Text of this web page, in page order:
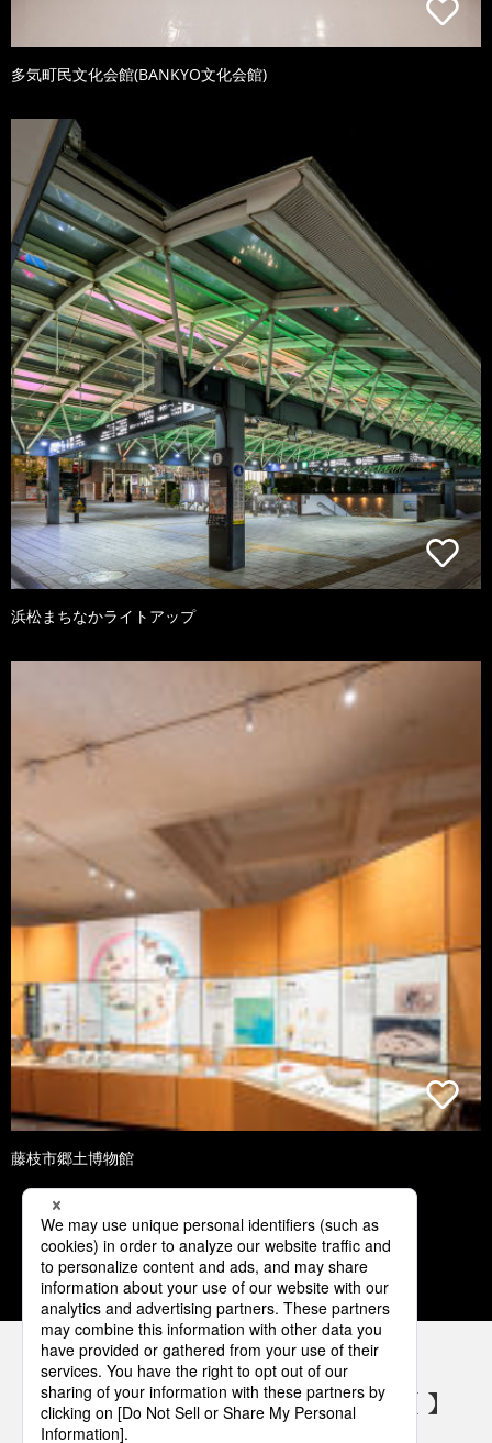
多気町民文化会館(BANKYO文化会館)
浜松まちなかライトアップ
藤枝市郷土博物館
1 2 3 4 5
パナソニックの電気設備 SNSアカウント